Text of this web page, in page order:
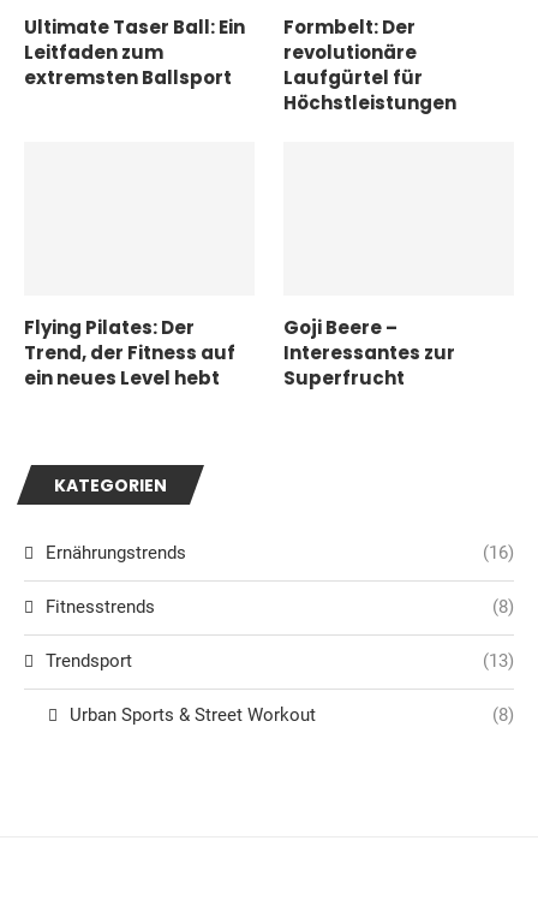
Ultimate Taser Ball: Ein
Leitfaden zum
extremsten Ballsport
Formbelt: Der
revolutionäre
Laufgürtel für
Höchstleistungen
Flying Pilates: Der
Trend, der Fitness auf
ein neues Level hebt
Goji Beere –
Interessantes zur
Superfrucht
KATEGORIEN
Ernährungstrends (16)
Fitnesstrends (8)
Trendsport (13)
Urban Sports & Street Workout (8)